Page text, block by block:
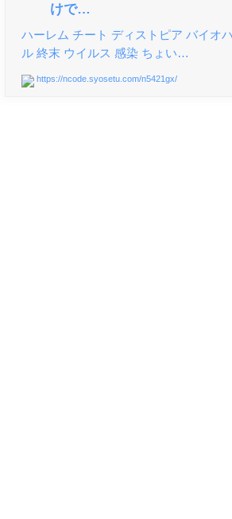
けで…
ハーレム チート ディストピア バイオ
ル 終末 ウイルス 感染 ちょい…
https://ncode.syosetu.com/n5421gx/